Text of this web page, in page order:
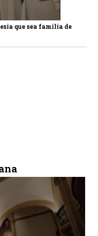
que sea familia de